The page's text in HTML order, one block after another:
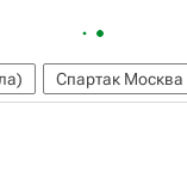
Спартак Москва